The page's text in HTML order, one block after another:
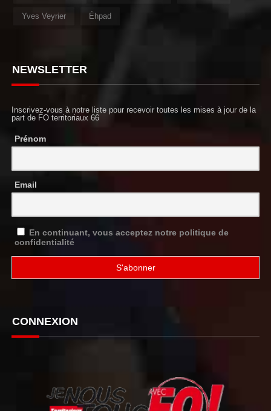
Yves Veyrier Éhpad
NEWSLETTER
Inscrivez-vous à notre liste pour recevoir toutes les mises à jour de la
part de FO territoriaux 66
Prénom
Email
En continuant, vous acceptez notre politique de
confidentialité
CONNEXION